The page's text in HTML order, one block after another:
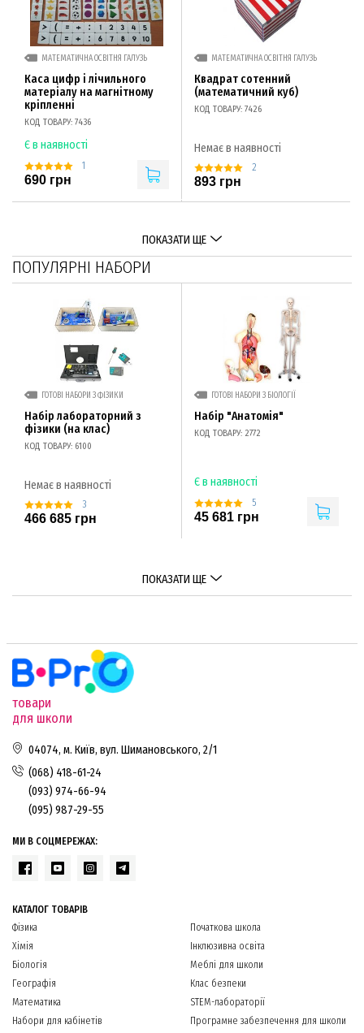
МАТЕМАТИЧНА ОСВІТНЯ ГАЛУЗЬ
Каса цифр і лічильного
матеріалу на магнітному
кріпленні
КОД ТОВАРУ: 7436
Є в наявності
1
690 грн
МАТЕМАТИЧНА ОСВІТНЯ ГАЛУЗЬ
Квадрат сотенний
(математичний куб)
КОД ТОВАРУ: 7426
Немає в наявності
2
893 грн
ПОКАЗАТИ ЩЕ
ПОПУЛЯРНІ НАБОРИ
ГОТОВІ НАБОРИ З ФІЗИКИ
Набір лабораторний з
фізики (на клас)
КОД ТОВАРУ: 6100
Немає в наявності
3
466 685 грн
ГОТОВІ НАБОРИ З БІОЛОГІЇ
Набір "Анатомія"
КОД ТОВАРУ: 2772
Є в наявності
5
45 681 грн
ПОКАЗАТИ ЩЕ
товари
для школи
04074, м. Київ, вул. Шимановського, 2/1
(068) 418-61-24
(093) 974-66-94
(095) 987-29-55
МИ В СОЦМЕРЕЖАХ:
КАТАЛОГ ТОВАРІВ
Фізика
Хімія
Біологія
Географія
Математика
Набори для кабінетів
Початкова школа
Інклюзивна освіта
Меблі для школи
Клас безпеки
STEM-лабораторії
Програмне забезпечення для школи